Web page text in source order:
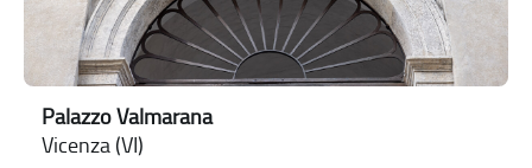
Palazzo Valmarana
Vicenza (VI)